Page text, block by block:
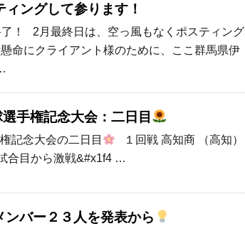
ングして参ります！
！ 2月最終日は、空っ風もなくポスティング
命にクライアント様のために、ここ群馬県伊
手権記念大会：二日目
記念大会の二日目
１回戦 高知商 （高知）
合目から激戦&#x1f4 …
バー２３人を発表から